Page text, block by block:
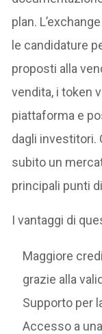
plan.
le candidature
proposti alla
vendita, i token
piattaforma e
dagli investitori.
subito un
principali punti
I vantaggi di
Maggiore
grazie alla
Supporto per
Accesso a